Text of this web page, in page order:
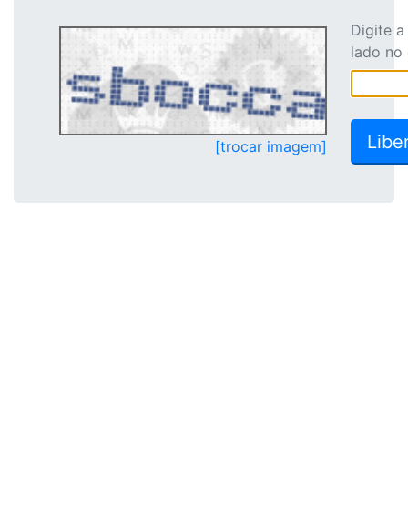
[trocar imagem]
Digite
lado no